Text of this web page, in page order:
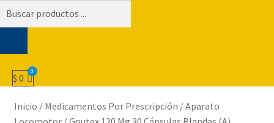
$ 0
Inicio / Medicamentos Por Prescripción /Aparato